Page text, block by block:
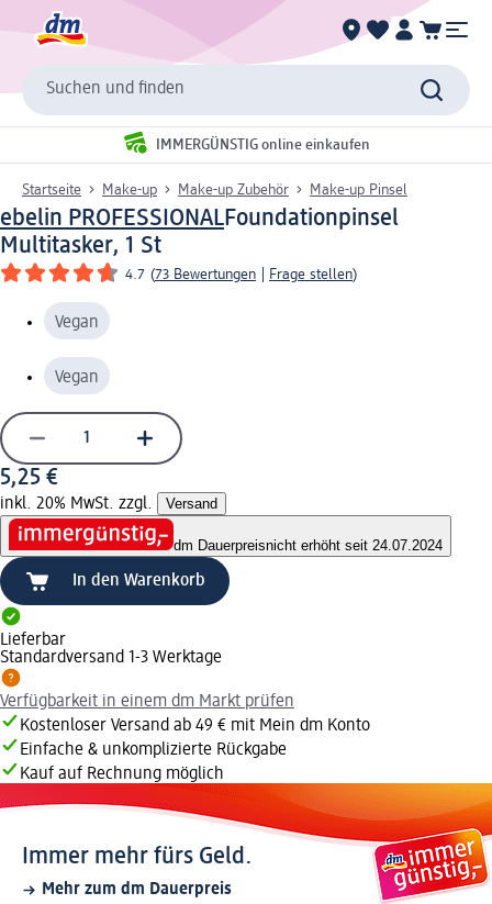
Suchen und finden
IMMERGÜNSTIG online einkaufen
Startseite Make-up Make-up Zubehör Make-up Pinsel
ebelin PROFESSIONALFoundationpinsel
Multitasker, 1 St
4.7 (73 Bewertungen Frage stellen)
Vegan
Vegan
5,25 €
inkl. 20% MwSt. zzgl. Versand
dm Dauerpreisnicht erhöht seit 24.07.2024
In den Warenkorb
Lieferbar
Standardversand 1-3 Werktage
Verfügbarkeit in einem dm Markt prüfen
Kostenloser Versand ab 49 € mit Mein dm Konto
Einfache & unkomplizierte Rückgabe
Kauf auf Rechnung möglich
Immer mehr fürs Geld.
Mehr zum dm Dauerpreis